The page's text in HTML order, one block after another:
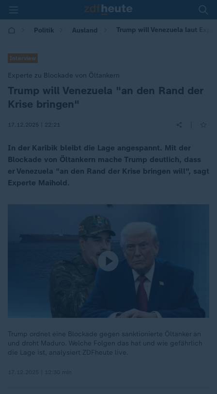
Politik Ausland Trump will Venezuela laut
Interview
Experte zu Blockade von Öltankern
:
Trump will Venezuela "an den Rand der
Krise bringen"
17.12.2025 | 22:21
In der Karibik bleibt die Lage angespannt. Mit der
Blockade von Öltankern mache Trump deutlich, dass
er Venezuela "an den Rand der Krise bringen will", sagt
Experte Maihold.
Trump ordnet eine Blockade gegen sanktionierte Öltanker an
und droht Maduro. Welche Folgen das hat und wie gefährlich
die Lage ist, analysiert ZDFheute live.